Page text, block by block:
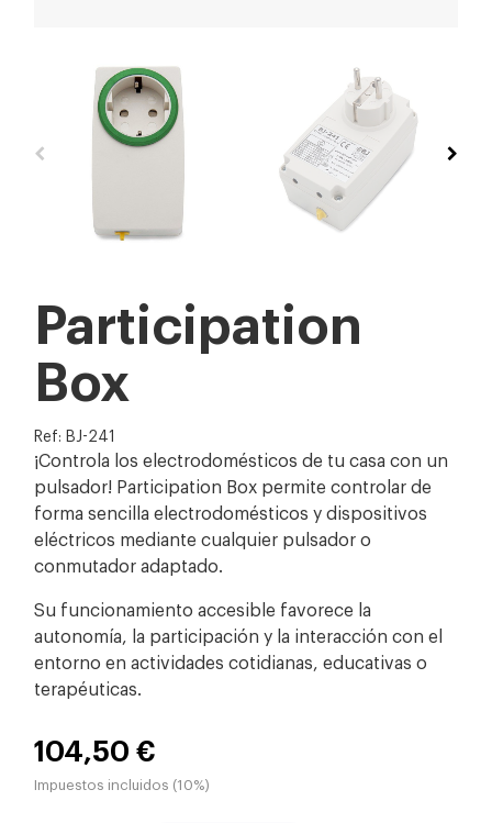
Participation
Box
Ref: BJ-241
¡Controla los electrodomésticos de tu casa con un
pulsador! Participation Box permite controlar de
forma sencilla electrodomésticos y dispositivos
eléctricos mediante cualquier pulsador o
conmutador adaptado.
Su funcionamiento accesible favorece la
autonomía, la participación y la interacción con el
entorno en actividades cotidianas, educativas o
terapéuticas.
104,50 €
Impuestos incluidos (10%)